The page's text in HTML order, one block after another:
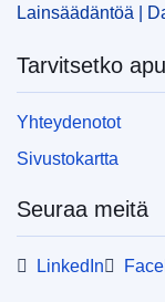
Lainsäädäntöä |
Tarvitsetko
Yhteydenotot
Sivustokartta
Seuraa meitä
LinkedIn